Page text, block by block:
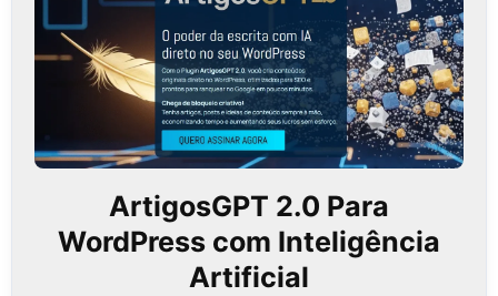
ArtigosGPT 2.0 Para
WordPress com Inteligência
Artificial